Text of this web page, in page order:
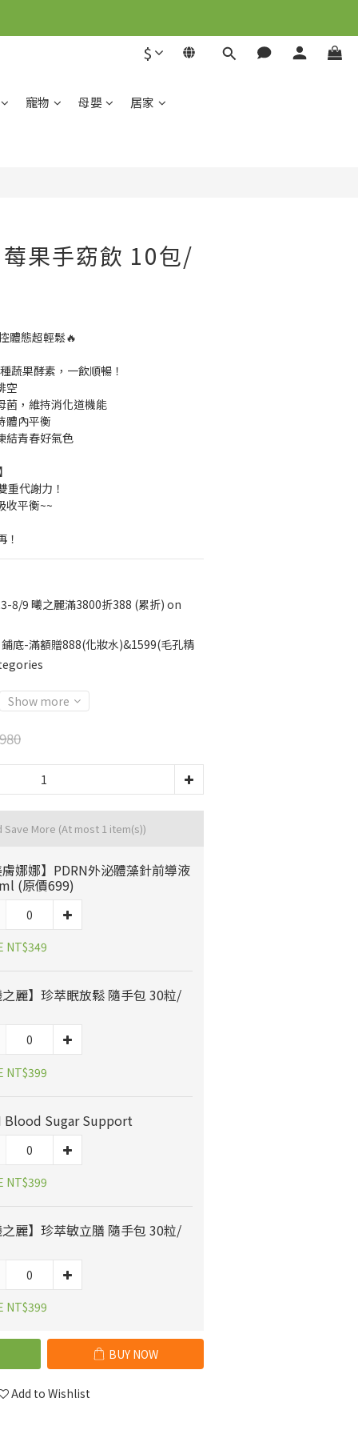
$
寵物 母嬰
居家
莓果手窈飲 10包/
體態超輕鬆🔥
蔬果酵素，一飲順暢！
空
菌，維持消化道機能
體內平衡
結青春好氣色
代謝力！
收平衡~~
！
8/9 曦之麗滿3800折388 (累折) on
底-滿額贈888(化妝水)&1599(毛孔精
Show more
Save More (At most 1 item(s))
膚娜娜】PDRN外泌體藻針前導液
(原價699)
NT$349
之麗】珍萃眠放鬆 隨手包 30粒/
NT$399
Blood Sugar Support
NT$399
之麗】珍萃敏立膳 隨手包 30粒/
NT$399
BUY NOW
Add to Wishlist
BUY NOW